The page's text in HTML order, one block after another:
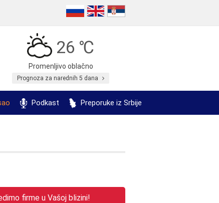
26 ℃
Promenljivo oblačno
Prognoza za narednih 5 dana
Podkast Preporuke iz Srbije
firme u Vašoj blizini!